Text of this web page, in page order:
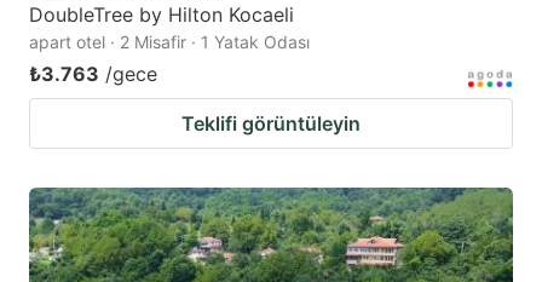
DoubleTree by Hilton Kocaeli
apart otel · 2 Misafir · 1 Yatak Odası
₺3.763 /gece
Teklifi görüntüleyin